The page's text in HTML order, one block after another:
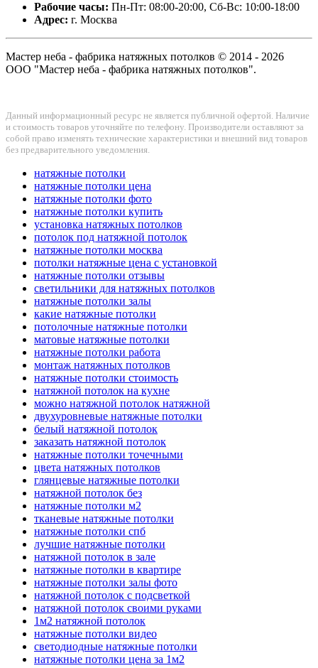
Рабочие часы: Пн-Пт: 08:00-20:00, Сб-Вс: 10:00-18:00
Адрес: г. Москва
Мастер неба - фабрика натяжных потолков © 2014 - 2026
ООО "Мастер неба - фабрика натяжных потолков".
Данный информационный ресурс не является публичной офертой. Наличие
и стоимость товаров уточняйте по телефону. Производители оставляют за
собой право изменять технические характеристики и внешний вид товаров
без предварительного уведомления.
натяжные потолки
натяжные потолки цена
натяжные потолки фото
натяжные потолки купить
установка натяжных потолков
потолок под натяжной потолок
натяжные потолки москва
потолки натяжные цена с установкой
натяжные потолки отзывы
светильники для натяжных потолков
натяжные потолки залы
какие натяжные потолки
потолочные натяжные потолки
матовые натяжные потолки
натяжные потолки работа
монтаж натяжных потолков
натяжные потолки стоимость
натяжной потолок на кухне
можно натяжной потолок натяжной
двухуровневые натяжные потолки
белый натяжной потолок
заказать натяжной потолок
натяжные потолки точечными
цвета натяжных потолков
глянцевые натяжные потолки
натяжной потолок без
натяжные потолки м2
тканевые натяжные потолки
натяжные потолки спб
лучшие натяжные потолки
натяжной потолок в зале
натяжные потолки в квартире
натяжные потолки залы фото
натяжной потолок с подсветкой
натяжной потолок своими руками
1м2 натяжной потолок
натяжные потолки видео
светодиодные натяжные потолки
натяжные потолки цена за 1м2